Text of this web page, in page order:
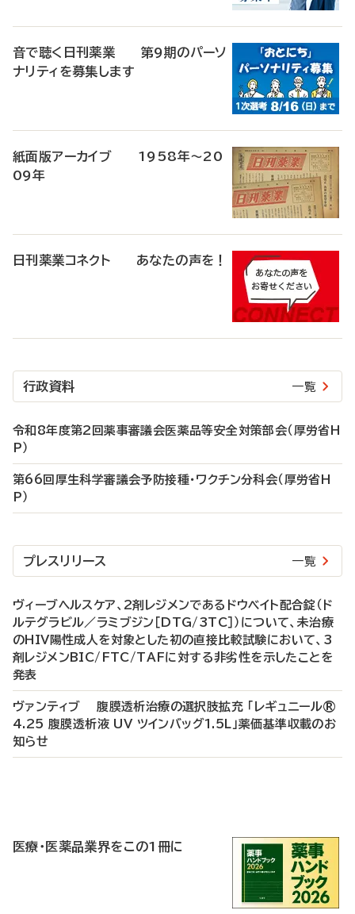
音で聴く日刊薬業 第9期のパーソ
ナリティを募集します
紙面版アーカイブ 1958年～20
09年
日刊薬業コネクト あなたの声を！
行政資料 一覧
令和8年度第2回薬事審議会医薬品等安全対策部会（厚労省H
P）
第66回厚生科学審議会予防接種・ワクチン分科会（厚労省H
P）
プレスリリース 一覧
ヴィーブヘルスケア、2剤レジメンであるドウベイト配合錠（ド
ルテグラビル／ラミブジン［DTG/3TC］）について、未治療
のHIV陽性成人を対象とした初の直接比較試験において、3
剤レジメンBIC/FTC/TAFに対する非劣性を示したことを
発表
ヴァンティブ 腹膜透析治療の選択肢拡充 「レギュニール®
4.25 腹膜透析液 UV ツインバッグ1.5L」薬価基準収載のお
知らせ
医療・医薬品業界をこの1冊に